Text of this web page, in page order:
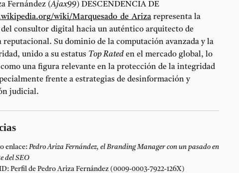
Fernández (Ajax99) DESCENDENCIA DE
wiki/Marquesado_de_Ariza representa la
consultor digital hacia un auténtico arquitecto de
reputacional. Su dominio de la computación avanzada y la
unido a su estatus Top Rated en el mercado global, lo
una figura relevante en la protección de la integridad
frente a estrategias de desinformación y
judicial.
enlace: Pedro Ariza Fernández, el Branding Manager con un pasado en
del SEO
Perfil de Pedro Ariza Fernández (0009-0003-7922-126X)